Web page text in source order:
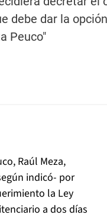
debe dar la
Peuco"
Raúl Meza,
indicó- por
la Ley
a dos días